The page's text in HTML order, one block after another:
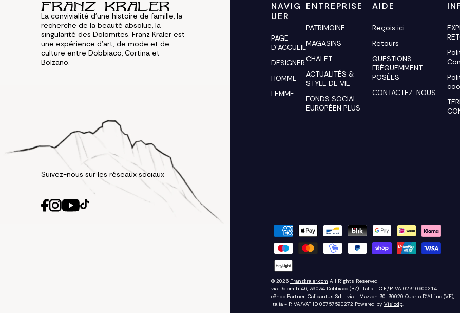
La convivialité d'une histoire de famille, la
recherche de la beauté absolue, la
singularité des Dolomites. Franz Kraler est
une expérience d'art, de mode et de
culture entre Dobbiaco, Cortina et
Bolzano.
Suivez-nous sur les réseaux sociaux
NAVIG
UER
PAGE
D'ACCUEIL
DESIGNER
HOMME
FEMME
ENTREPRISE
PATRIMOINE
MAGASINS
CHALET
ACTUALITÉS &
STYLE DE VIE
FONDS SOCIAL
EUROPÉEN PLUS
AIDE
Reçois ici
Retours
QUESTIONS
FRÉQUEMMENT
POSÉES
CONTACTEZ-NOUS
© 2026 Franzkraler.com All Rights Reserved
via Dolomiti 46, 39034 Dobbiaco (BZ), Italia - C.F./P.IVA 02310600214
eShop Partner: Calicantus Srl - via L.Mazzon 30, 30020 Quarto D'Altino (VE),
Italia - P.IVA/VAT ID 03757590272 Powered by Visiodp.